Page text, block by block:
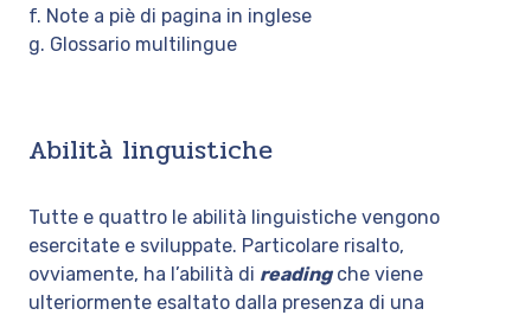
f. Note a piè di pagina in inglese
g. Glossario multilingue
Abilità linguistiche
Tutte e quattro le abilità linguistiche vengono
esercitate e sviluppate. Particolare risalto,
ovviamente, ha l’abilità di readingche viene
ulteriormente esaltato dalla presenza di una